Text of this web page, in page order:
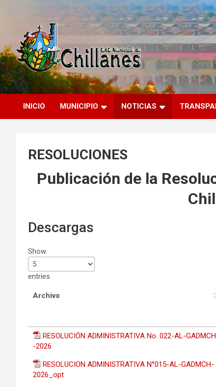
Chillanes
GAD Municipal Chillanes
INICIO MUNICIPIO NOTICIAS
RESOLUCIONES
Publicación de la
Descargas
Show
entries
Archivo
RESOLUCIÓN ADMINISTRATIVA No. 022-AL-GADMCH
-2026
RESOLUCION ADMINISTRATIVA N°015-AL-GADMCH-
2026_opt